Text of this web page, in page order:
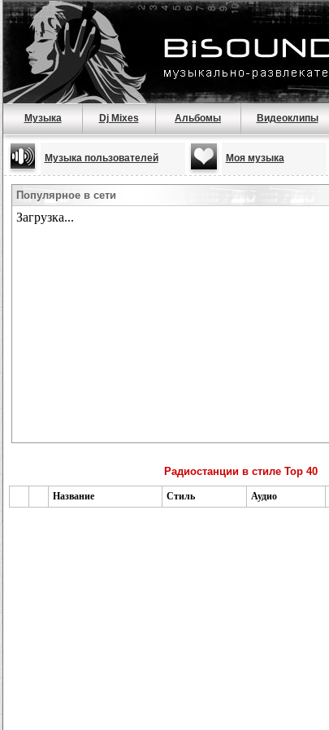
Музыка Dj Mixes Альбомы Видеоклипы
Музыка пользователей Моя музыка
Популярное в сети
Радиостанции в стиле Top 40
Название Стиль Аудио